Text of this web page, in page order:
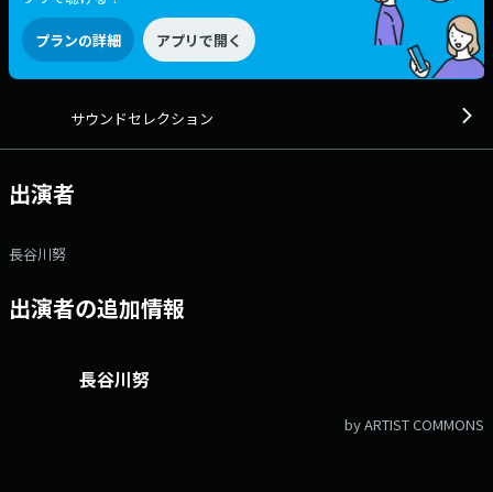
プランの詳細 アプリで開く
サウンドセレクション
出演者
長谷川努
出演者の追加情報
長谷川努
by ARTIST COMMONS